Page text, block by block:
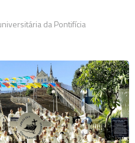
da Pontifícia